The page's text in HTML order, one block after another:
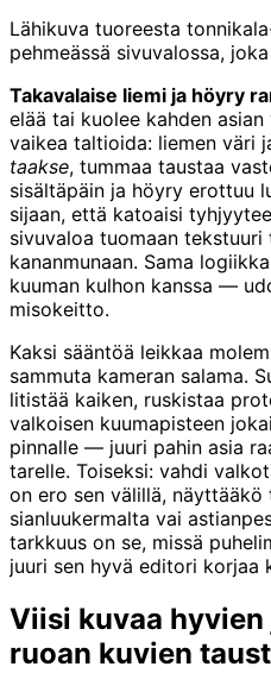
Lähikuva tuoreesta
pehmeässä sivuvalossa,
Takavalaise liemi ja höyry
elää tai kuolee kahden
vaikea taltioida: liemen väri
taakse, tummaa taustaa
sisältäpäin ja höyry erottuu
sijaan, että katoaisi
sivuvaloa tuomaan tekstuuri
kananmunaan. Sama
kuuman kulhon kanssa —
misokeitto.
Kaksi sääntöä leikkaa
sammuta kameran salama.
litistää kaiken, ruskistaa
valkoisen kuumapisteen
pinnalle — juuri pahin asia
tarelle. Toiseksi: vahdi
on ero sen välillä,
sianluukermalta vai
tarkkuus on se, missä
juuri sen hyvä editori korjaa
Viisi kuvaa
ruoan kuvien